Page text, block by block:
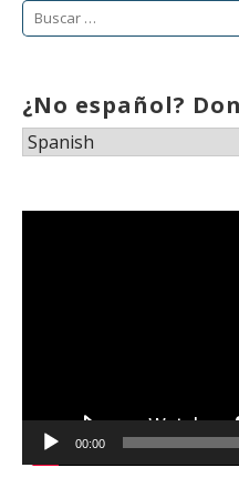
Buscar:
¿No español?
00:00